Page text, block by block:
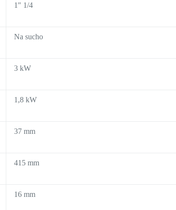
1" 1/4
Na sucho
3 kW
1,8 kW
37 mm
415 mm
16 mm